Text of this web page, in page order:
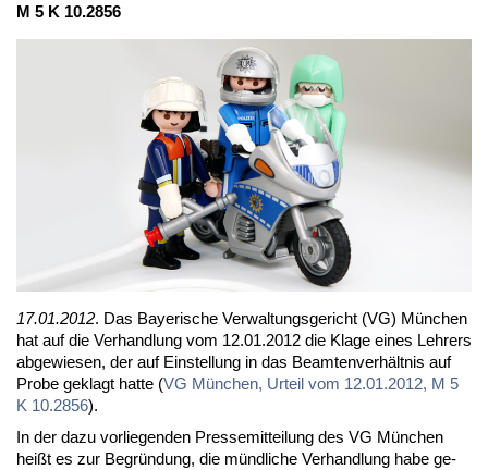
M 5 K 10.2856
17.01.2012. Das Baye­ri­sche Ver­wal­tungs­ge­richt (VG) Mün­chen
hat auf die Ver­hand­lung vom 12.01.2012 die Kla­ge ei­nes Leh­rers
ab­ge­wie­sen, der auf Ein­stel­lung in das Be­am­ten­ver­hält­nis auf
Pro­be ge­klagt hat­te (VG Mün­chen, Ur­teil vom 12.01.2012, M 5
K 10.2856).
In der da­zu vor­lie­gen­den Pres­se­mit­tei­lung des VG Mün­chen
heißt es zur Be­grün­dung, die münd­li­che Ver­hand­lung ha­be ge­